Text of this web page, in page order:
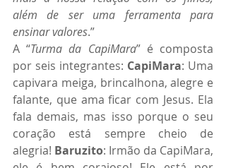
além de ser uma ferramenta para
ensinar valores.”
A “Turma da CapiMara” é composta
por seis integrantes: CapiMara: Uma
capivara meiga, brincalhona, alegre e
falante, que ama ficar com Jesus. Ela
fala demais, mas isso porque o seu
coração está sempre cheio de
alegria! Baruzito: Irmão da CapiMara,